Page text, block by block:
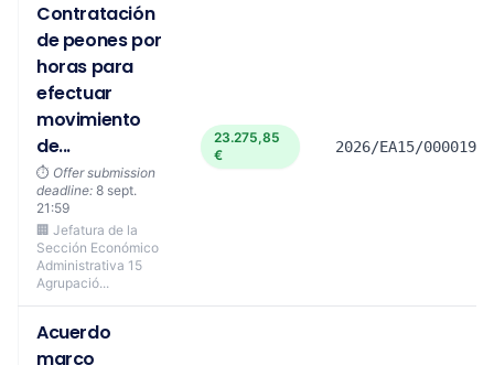
Contratación
de peones por
horas para
efectuar
movimiento
de...
⏱️ Offer submission
deadline: 8 sept.
21:59
🏢 Jefatura de la
Sección Económico
Administrativa 15
Agrupació...
23.275,85
€
2026/EA15/00001965
Acuerdo
marco